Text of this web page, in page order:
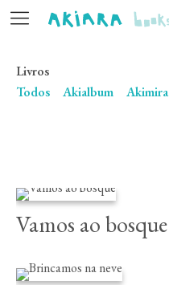
Livros
Todos
Akialbum Akimira
Vamos ao bosque